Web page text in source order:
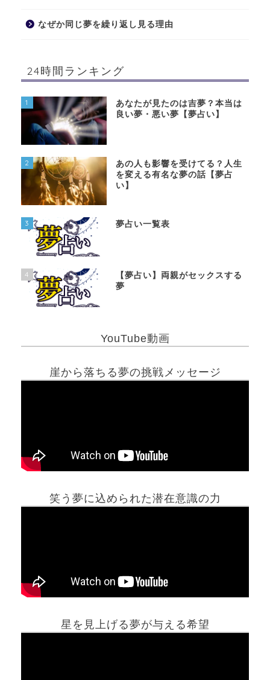
なぜか同じ夢を繰り返し見る理由
24時間ランキング
1
あなたが見たのは吉夢？本当は
良い夢・悪い夢【夢占い】
2
あの人も影響を受けてる？人生
を変える有名な夢の話【夢占
い】
3 夢占い一覧表
4
【夢占い】両親がセックスする
夢
YouTube動画
崖から落ちる夢の挑戦メッセージ
笑う夢に込められた潜在意識の力
星を見上げる夢が与える希望
ホーム